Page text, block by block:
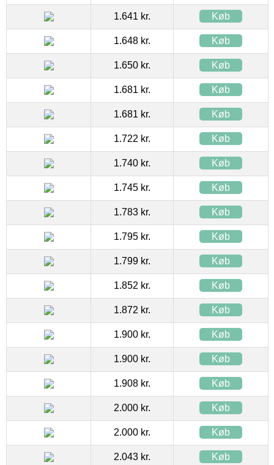
1.641 kr. Køb
1.648 kr. Køb
1.650 kr. Køb
1.681 kr. Køb
1.681 kr. Køb
1.722 kr. Køb
1.740 kr. Køb
1.745 kr. Køb
1.783 kr. Køb
1.795 kr. Køb
1.799 kr. Køb
1.852 kr. Køb
1.872 kr. Køb
1.900 kr. Køb
1.900 kr. Køb
1.908 kr. Køb
2.000 kr. Køb
2.000 kr. Køb
2.043 kr. Køb